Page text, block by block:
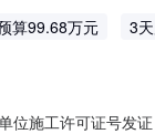
事项无（属于非行
算99.68万元 3
位施工许可证号发